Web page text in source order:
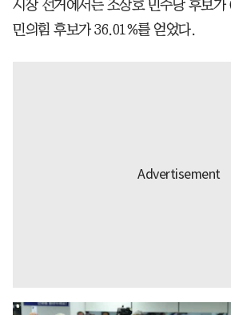
시장 선거에서는 조상호 민주당 후보
민의힘 후보가 36.01%를 얻었다.